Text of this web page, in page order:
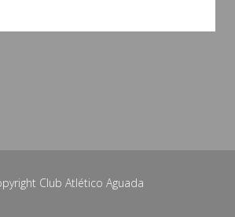
Club Atlético Aguada